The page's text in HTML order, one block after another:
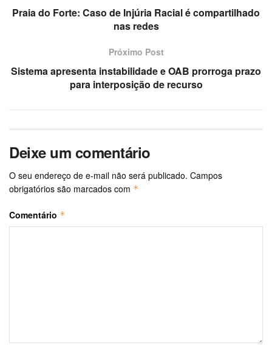
Praia do Forte: Caso de Injúria Racial é compartilhado
nas redes
Próximo Post
Sistema apresenta instabilidade e OAB prorroga prazo
para interposição de recurso
Deixe um comentário
O seu endereço de e-mail não será publicado. Campos
obrigatórios são marcados com *
Comentário *